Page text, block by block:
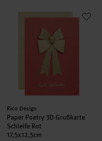
Paper Poetry 3D-Grußkarte
Hersteller:
Rico Design
Paper Poetry 3D-Grußkarte
Schleife Rot
17,5x12,5cm